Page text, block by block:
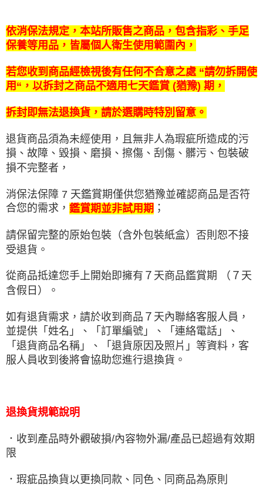
依消保法規定，本站所販售之商品，包含指彩、手足
保養等用品，皆屬個人衛生使用範圍內，
若您收到商品經檢視後有任何不合意之處 “請勿拆開使
用“，以拆封之商品不適用七天鑑賞 (猶豫) 期，
拆封即無法退換貨，請於選購時特別留意。
退貨商品須為未經使用，且無非人為瑕疵所造成的污
損、故障、毀損、磨損、擦傷、刮傷、髒污、包裝破
損不完整者，
消保法保障 7 天鑑賞期僅供您猶豫並確認商品是否符
合您的需求， 鑑賞期並非試用期 ；
請保留完整的原始包裝（含外包裝紙盒）否則恕不接
受退貨。
從商品抵達您手上開始即擁有７天商品鑑賞期 （７天
含假日）。
如有退貨需求，請於收到商品７天內聯絡客服人員，
並提供「姓名」、「訂單編號」、「連絡電話」、
「退貨商品名稱」、「退貨原因及照片」等資料，客
服人員收到後將會協助您進行退換貨。
退換貨規範說明
．收到產品時外觀破損/內容物外漏/產品已超過有效期
限
．瑕疵品換貨以更換同款、同色、同商品為原則